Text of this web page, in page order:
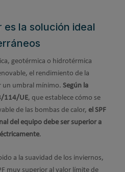
la solución ideal
geotérmica o hidrotérmica
el rendimiento de la
un umbral mínimo. Según la
114/UE, que establece cómo se
de las bombas de calor, el SPF
del equipo debe ser superior a
.
a la suavidad de los inviernos,
muy superior al valor límite de